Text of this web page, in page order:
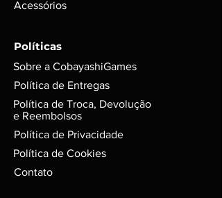
utilizados. Exemplo: códigos, DLC’s
selo de garantia intacto;
Alguns produtos podem possui
riscos e sinais do tempo, mas
jogos em disco, podem possuir
performance do jogo.
Caixas e Embalagens:
Podem possuir pequenas avarias,
Acessórios
Políticas
Sobre a CobayashiGames
Política de Entregas
Política de Troca, Devolução
e Reembolsos
Política de Privacidade
Política de Cookies
Contato